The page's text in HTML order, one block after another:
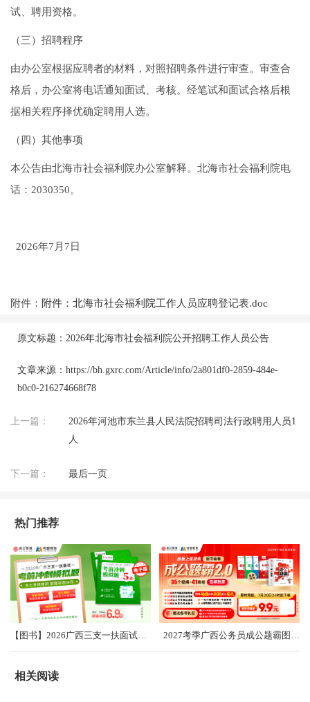
试、聘用资格。
（三）招聘程序
由办公室根据应聘者的材料，对照招聘条件进行审查。审查合
格后，办公室将电话通知面试、考核。经笔试和面试合格后根
据相关程序择优确定聘用人选。
（四）其他事项
本公告由北海市社会福利院办公室解释。北海市社会福利院电
话：2030350。
2026年7月7日
附件： 附件：北海市社会福利院工作人员应聘登记表.doc
原文标题：2026年北海市社会福利院公开招聘工作人员公告
文章来源：https://bh.gxrc.com/Article/info/2a801df0-2859-484e-
b0c0-216274668f78
上一篇：
2026年河池市东兰县人民法院招聘司法行政聘用人员1
人
下一篇： 最后一页
热门推荐
【图书】2026广西三支一扶面试考前冲刺卷（共5套） 2027考季广西公务员成公题霸图书礼盒2.0
相关阅读